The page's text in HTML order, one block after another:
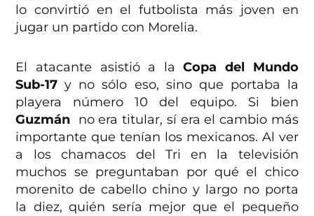
lo convirtió en el futbolista más joven en
jugar un partido con Morelia.
El atacante asistió a laCopa del
Mundo
Sub-17 y no sólo eso, sino que portaba la
playera número 10 del equipo. Si bien
Guzmán no era titular, sí era el cambio más
importante que tenían los mexicanos. Al ver
a los chamacos del Tri en la televisión
muchos se preguntaban por qué el chico
morenito de cabello chino y largo no porta
la diez, quién sería mejor que el pequeño